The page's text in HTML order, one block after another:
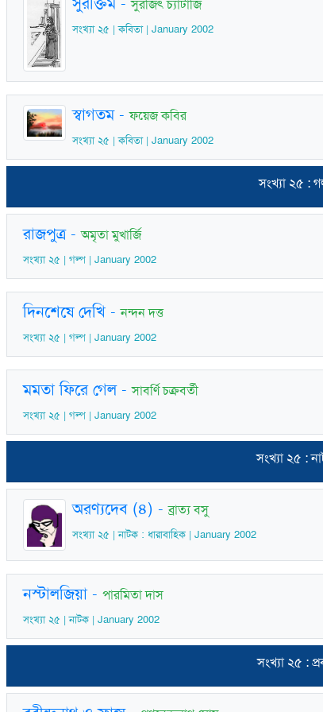
সুরজিৎ চ্যাটার্জি
সংখ্যা ২৫ | কবিতা | January 2002
স্বাগতম-ফয়েজ কবির
সংখ্যা ২৫ | কবিতা | January 2002
সংখ্যা ২৫ :
রাজপুত্র-অমৃতা মুখার্জি
সংখ্যা ২৫ | গল্প | January 2002
দিনশেষে দেখি-নন্দন দত্ত
সংখ্যা ২৫ | গল্প | January 2002
মমতা ফিরে গেল-সাবর্ণি চক্রবর্তী
সংখ্যা ২৫ | গল্প | January 2002
সংখ্যা ২৫ :
অরণ্যদেব (৪) -ব্রাত্য বসু
সংখ্যা ২৫ | নাটক : ধারাবাহিক | January 2002
নস্টালজিয়া - পারমিতা দাস
সংখ্যা ২৫ | নাটক | January 2002
সংখ্যা ২৫ :